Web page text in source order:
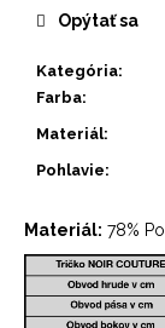
Kategória:
Farba:
Materiál:
Pohlavie:
Opýtať sa
Materiál: 78%